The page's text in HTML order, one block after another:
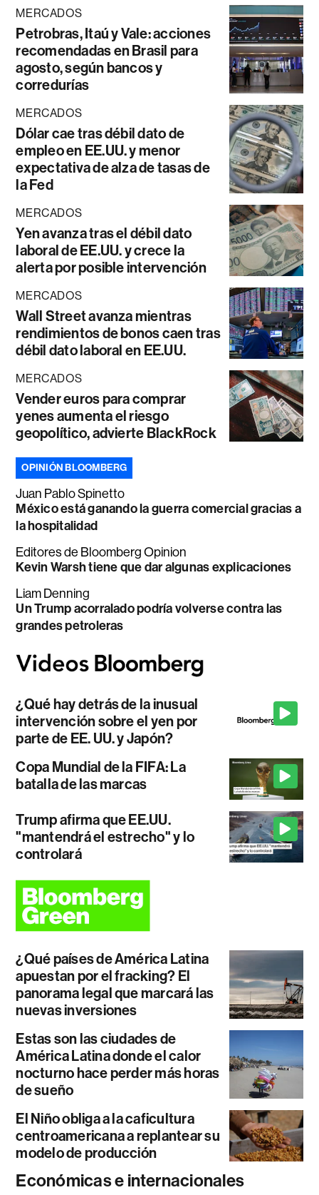
MERCADOS
Petrobras, Itaú y Vale: acciones
recomendadas en Brasil para
agosto, según bancos y
corredurías
MERCADOS
Dólar cae tras débil dato de
empleo en EE.UU. y menor
expectativa de alza de tasas de
la Fed
MERCADOS
Yen avanza tras el débil dato
laboral de EE.UU. y crece la
alerta por posible intervención
MERCADOS
Wall Street avanza mientras
rendimientos de bonos caen tras
débil dato laboral en EE.UU.
MERCADOS
Vender euros para comprar
yenes aumenta el riesgo
geopolítico, advierte BlackRock
OPINIÓN BLOOMBERG
Juan Pablo Spinetto
México está ganando la guerra comercial gracias a
la hospitalidad
Editores de Bloomberg Opinion
Kevin Warsh tiene que dar algunas explicaciones
Liam Denning
Un Trump acorralado podría volverse contra las
grandes petroleras
¿Qué hay detrás de la inusual
intervención sobre el yen por
parte de EE. UU. y Japón?
Copa Mundial de la FIFA: La
batalla de las marcas
Trump afirma que EE.UU.
"mantendrá el estrecho" y lo
controlará
¿Qué países de América Latina
apuestan por el fracking? El
panorama legal que marcará las
nuevas inversiones
Estas son las ciudades de
América Latina donde el calor
nocturno hace perder más horas
de sueño
El Niño obliga a la caficultura
centroamericana a replantear su
modelo de producción
Económicas e internacionales